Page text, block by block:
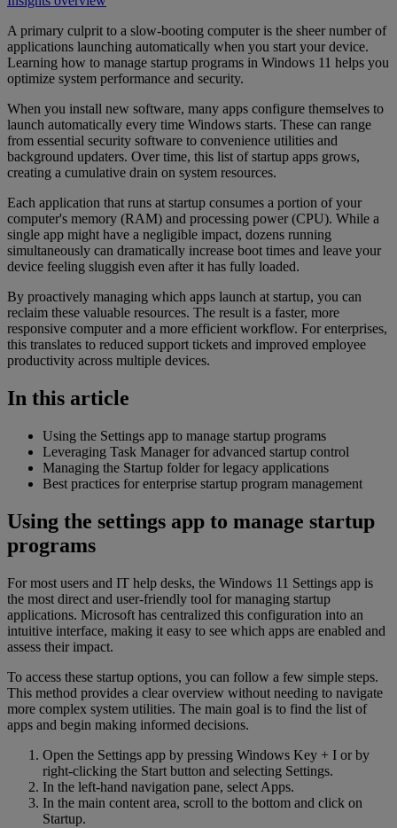
A primary culprit to a slow-booting computer is the sheer number of
applications launching automatically when you start your device.
Learning how to manage startup programs in Windows 11 helps you
optimize system performance and security.
When you install new software, many apps configure themselves to
launch automatically every time Windows starts. These can range
from essential security software to convenience utilities and
background updaters. Over time, this list of startup apps grows,
creating a cumulative drain on system resources.
Each application that runs at startup consumes a portion of your
computer's memory (RAM) and processing power (CPU). While a
single app might have a negligible impact, dozens running
simultaneously can dramatically increase boot times and leave your
device feeling sluggish even after it has fully loaded.
By proactively managing which apps launch at startup, you can
reclaim these valuable resources. The result is a faster, more
responsive computer and a more efficient workflow. For enterprises,
this translates to reduced support tickets and improved employee
productivity across multiple devices.
In this article
Using the Settings app to manage startup programs
Leveraging Task Manager for advanced startup control
Managing the Startup folder for legacy applications
Best practices for enterprise startup program management
Using the settings app to manage startup
programs
For most users and IT help desks, the Windows 11 Settings app is
the most direct and user-friendly tool for managing startup
applications. Microsoft has centralized this configuration into an
intuitive interface, making it easy to see which apps are enabled and
assess their impact.
To access these startup options, you can follow a few simple steps.
This method provides a clear overview without needing to navigate
more complex system utilities. The main goal is to find the list of
apps and begin making informed decisions.
Open the Settings app by pressing Windows Key + I or by
right-clicking the Start button and selecting Settings.
In the left-hand navigation pane, select Apps.
In the main content area, scroll to the bottom and click on
Startup.